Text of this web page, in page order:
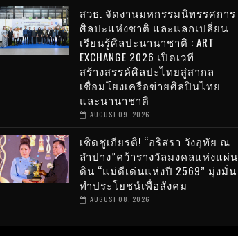
สวธ. จัดงานมหกรรมนิทรรศการ
ศิลปะแห่งชาติ และแลกเปลี่ยน
เรียนรู้ศิลปะนานาชาติ : ART
EXCHANGE 2026 เปิดเวที
สร้างสรรค์ศิลปะไทยสู่สากล
เชื่อมโยงเครือข่ายศิลปินไทย
และนานาชาติ
AUGUST 09, 2026
เชิดชูเกียรติ! “อริสรา วังอุทัย ณ
ลำปาง”คว้ารางวัลมงคลแห่งแผ่น
ดิน “แม่ดีเด่นแห่งปี 2569” มุ่งมั่น
ทำประโยชน์เพื่อสังคม
AUGUST 08, 2026